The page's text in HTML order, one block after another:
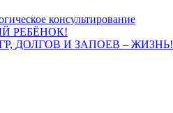
консультирование
РЕБЁНОК!
ДОЛГОВ И ЗАПОЕВ – ЖИЗНЬ!